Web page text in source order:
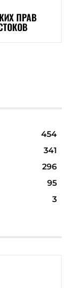
ПРАВ
454
341
296
95
3